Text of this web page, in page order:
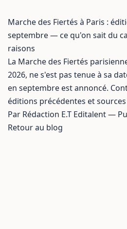
Marche des Fiertés à Paris :
septembre — ce qu'on sait du
raisons
La Marche des Fiertés
2026, ne s'est pas tenue à sa
en septembre est annoncé.
éditions précédentes et
Par Rédaction E.T Editalent —
Retour au blog